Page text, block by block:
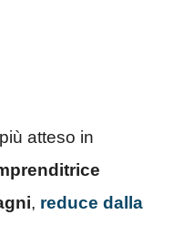
atteso in
, reduce dalla